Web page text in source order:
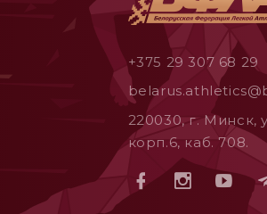
+375 29 307 68 29
220030, г. Минск,
корп.6, каб. 708.